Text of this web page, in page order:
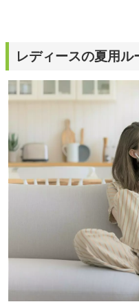
レディースの夏用